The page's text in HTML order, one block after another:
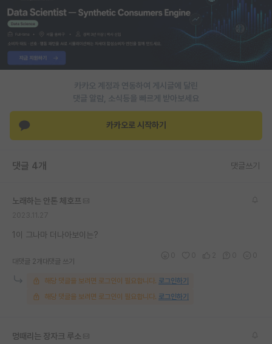
특수/전문대학원 게시판
반도체/AI 게시판
장학금/장학생 게시판
학술 정보 게시판
홍보 게시판
커리어
유학교육
재팬라운지 🌸
카카오 계정과 연동하여 게시글에 달린
댓글 알람, 소식등을 빠르게 받아보세요
카카오로 시작하기
댓글 4개 댓글쓰기
노래하는 안톤 체호프
1이 그나마 더나아보이는?
대댓글 2개 대댓글 쓰기
해당 댓글을 보려면 로그인이 필요합니다. 로그인하기
해당 댓글을 보려면 로그인이 필요합니다. 로그인하기
멍때리는 장자크 루소